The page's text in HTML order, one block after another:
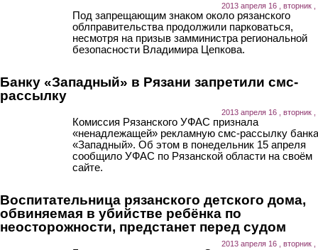
2013 апреля 16 , вторник ,
Под запрещающим знаком около рязанского
облправительства продолжили парковаться,
несмотря на призыв замминистра региональной
безопасности Владимира Цепкова.
Банку «Западный» в Рязани запретили смс-
рассылку
2013 апреля 16 , вторник ,
Комиссия Рязанского УФАС признала
«ненадлежащей» рекламную смс-рассылку банка
«Западный». Об этом в понедельник 15 апреля
сообщило УФАС по Рязанской области на своём
сайте.
Воспитательница рязанского детского дома,
обвиняемая в убийстве ребёнка по
неосторожности, предстанет перед судом
2013 апреля 16 , вторник ,